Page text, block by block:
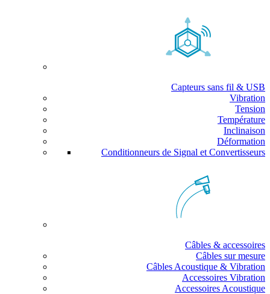
Capteurs sans fil & USB
Vibration
Tension
Température
Inclinaison
Déformation
Conditionneurs de Signal et Convertisseurs
Câbles & accessoires
Câbles sur mesure
Câbles Acoustique & Vibration
Accessoires Vibration
Accessoires Acoustique